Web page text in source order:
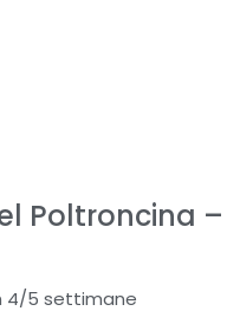
Poltroncina
4/5 settimane